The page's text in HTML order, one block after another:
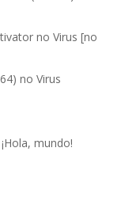
no Virus [no
no Virus
¡Hola, mundo!